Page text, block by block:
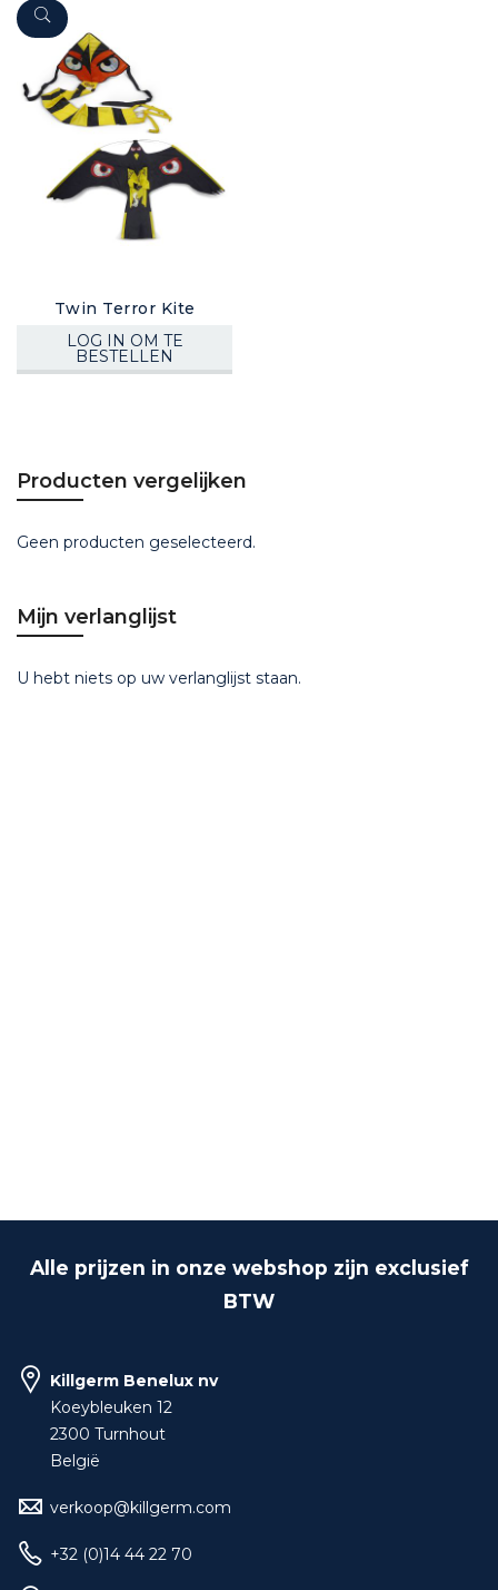
Twin Terror Kite
LOG IN OM TE
BESTELLEN
Producten vergelijken
Geen producten geselecteerd.
Mijn verlanglijst
U hebt niets op uw verlanglijst staan.
Alle prijzen in onze webshop zijn exclusief
BTW
Killgerm Benelux nv
Koeybleuken 12
2300 Turnhout
België
verkoop@killgerm.com
+32 (0)14 44 22 70